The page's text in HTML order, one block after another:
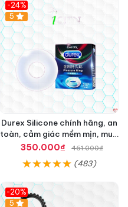
-24%
5
Durex Silicone chính hãng, an
toàn, cảm giác mềm mịn, mua
ngay
350.000₫ 461.000₫
(483)
-20%
Hot
5